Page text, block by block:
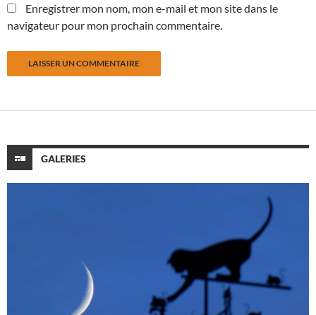
Enregistrer mon nom, mon e-mail et mon site dans le
navigateur pour mon prochain commentaire.
GALERIES